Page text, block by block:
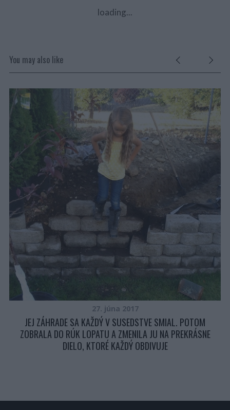
loading...
You may also like
27. júna 2017
JEJ ZÁHRADE SA KAŽDÝ V SUSEDSTVE SMIAL. POTOM
ZOBRALA DO RÚK LOPATU A ZMENILA JU NA PREKRÁSNE
DIELO, KTORÉ KAŽDÝ OBDIVUJE